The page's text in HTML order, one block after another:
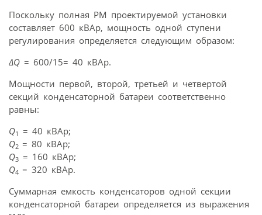
Поскольку полная РМ проектируемой установки
составляет 600 кВАр, мощность одной ступени
регулирования определяется следующим образом:
ΔQ = 600/15= 40 кВАр.
Мощности первой, второй, третьей и четвертой
секций конденсаторной батареи соответственно
равны:
Q1
= 40 кВАр;
Q2 = 80 кВАр;
Q3 = 160 кBAp;
Q4 = 320 кВАр.
Суммарная емкость конденсаторов одной секции
конденсаторной батареи определяется из выражения